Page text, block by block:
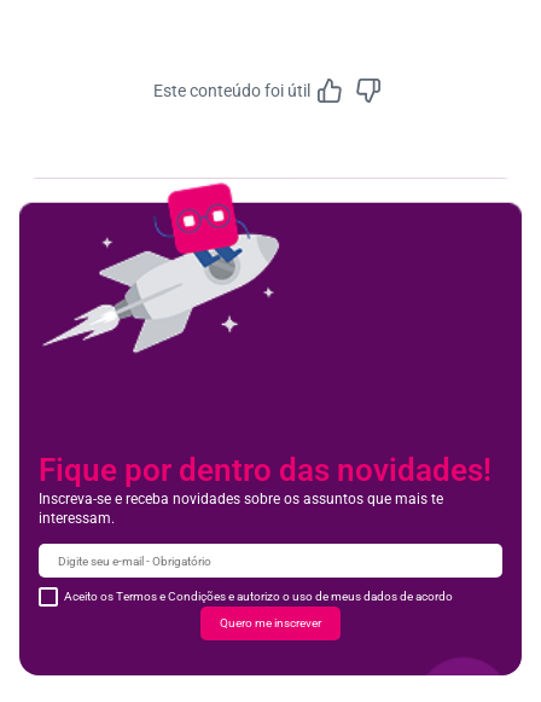
Este conteúdo foi útil
Fique por dentro das novidades!
Inscreva-se e receba novidades sobre os assuntos que mais te
interessam.
Aceito os Termos e Condições e autorizo o uso de meus dados de acordo
Quero me inscrever